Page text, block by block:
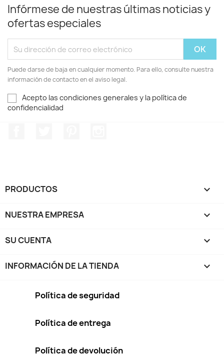
Infórmese de nuestras últimas noticias y
ofertas especiales
Puede darse de baja en cualquier momento. Para ello, consulte nuestra
información de contacto en el aviso legal.
Acepto las condiciones generales y la política de
confidencialidad
PRODUCTOS 
NUESTRA EMPRESA 
SU CUENTA 
INFORMACIÓN DE LA TIENDA keyboard_arrow_down
Política de seguridad
Política de entrega
Política de devolución